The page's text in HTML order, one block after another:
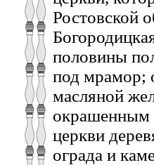
Ростовской
половины
под мрамор;
масляной
окрашенным
церкви
ограда и